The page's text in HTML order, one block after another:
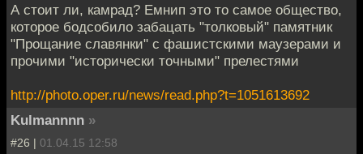
А стоит ли, камрад? Емнип это то самое общество,
которое бодсобило забацать "толковый" памятник
"Прощание славянки" с фашистскими маузерами и
прочими "исторически точными" прелестями
http://photo.oper.ru/news/read.php?t=1051613692
Kulmannnn »
#26 | 01.04.15 12:58